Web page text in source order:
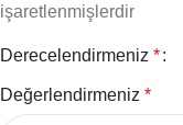
işaretlenmişlerdir
Derecelendirmeniz *
Değerlendirmeniz *